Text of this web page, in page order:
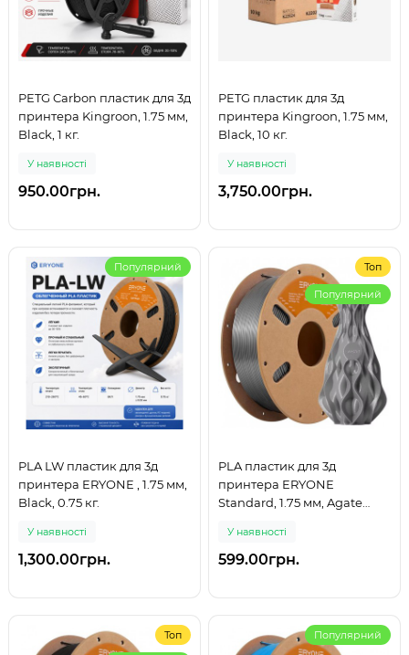
PETG Carbon пластик для 3д
принтера Kingroon, 1.75 мм,
Black, 1 кг.
У наявності
950.00грн.
PETG пластик для 3д
принтера Kingroon, 1.75 мм,
Black, 10 кг.
У наявності
3,750.00грн.
Популярний
PLA LW пластик для 3д
принтера ERYONE , 1.75 мм,
Black, 0.75 кг.
У наявності
1,300.00грн.
Топ
Популярний
PLA пластик для 3д
принтера ERYONE
Standard, 1.75 мм, Agate
У наявності
599.00грн.
Топ Популярний